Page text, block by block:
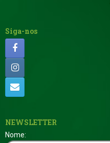
Siga-nos
NEWSLETTER
Nome: